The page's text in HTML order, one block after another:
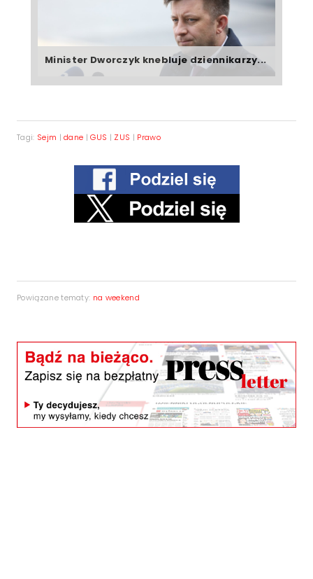
Minister Dworczyk knebluje dziennikarzy...
Tagi: Sejm |dane |GUS | ZUS | Prawo
Powiązane tematy: na weekend